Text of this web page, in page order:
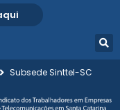
Subsede Sinttel-SC